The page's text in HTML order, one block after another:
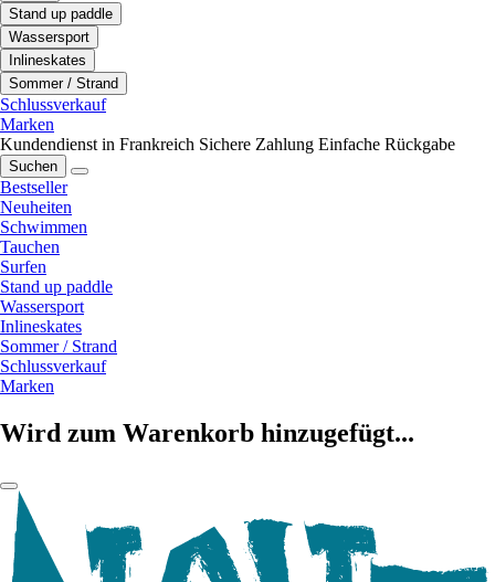
Stand up paddle
Wassersport
Inlineskates
Sommer / Strand
Schlussverkauf
Marken
Kundendienst in Frankreich Sichere Zahlung Einfache Rückgabe
Suchen
Bestseller
Neuheiten
Schwimmen
Tauchen
Surfen
Stand up paddle
Wassersport
Inlineskates
Sommer / Strand
Schlussverkauf
Marken
Wird zum Warenkorb hinzugefügt...